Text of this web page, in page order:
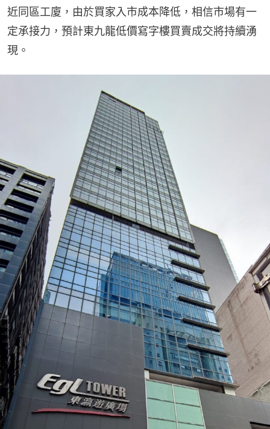
近同區工廈，由於買家入市成本降低，相信市場有一
定承接力，預計東九龍低價寫字樓買賣成交將持續湧
現。